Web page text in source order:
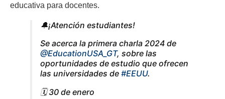
educativa para docentes.
🔔¡Atención estudiantes!
Se acerca la primera charla 2024 de
@EducationUSA_GT, sobre las
oportunidades de estudio que ofrecen
las universidades de #EEUU.
🗓️ 30 de enero